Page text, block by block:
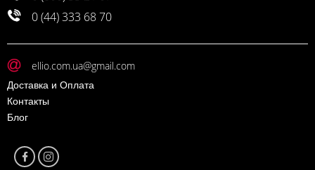
0 (44) 333 68 70
ellio.com.ua@gmail.com
Доставка и Оплата
Контакты
Блог